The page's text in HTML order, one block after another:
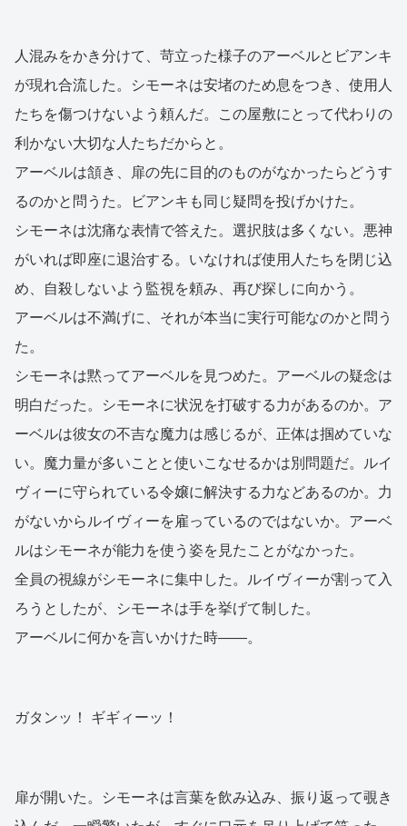
人混みをかき分けて、苛立った様子のアーベルとビアンキ
が現れ合流した。シモーネは安堵のため息をつき、使用人
たちを傷つけないよう頼んだ。この屋敷にとって代わりの
利かない大切な人たちだからと。
アーベルは頷き、扉の先に目的のものがなかったらどうす
るのかと問うた。ビアンキも同じ疑問を投げかけた。
シモーネは沈痛な表情で答えた。選択肢は多くない。悪神
がいれば即座に退治する。いなければ使用人たちを閉じ込
め、自殺しないよう監視を頼み、再び探しに向かう。
アーベルは不満げに、それが本当に実行可能なのかと問う
た。
シモーネは黙ってアーベルを見つめた。アーベルの疑念は
明白だった。シモーネに状況を打破する力があるのか。ア
ーベルは彼女の不吉な魔力は感じるが、正体は掴めていな
い。魔力量が多いことと使いこなせるかは別問題だ。ルイ
ヴィーに守られている令嬢に解決する力などあるのか。力
がないからルイヴィーを雇っているのではないか。アーベ
ルはシモーネが能力を使う姿を見たことがなかった。
全員の視線がシモーネに集中した。ルイヴィーが割って入
ろうとしたが、シモーネは手を挙げて制した。
アーベルに何かを言いかけた時――。
ガタンッ！ ギギィーッ！
扉が開いた。シモーネは言葉を飲み込み、振り返って覗き